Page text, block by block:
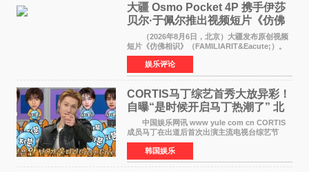
大疆 Osmo Pocket 4P 携手伊莎
贝尔·于佩尔推出视频短片《仿佛
相识》
（2026年8月6日，北京）大疆发布原创视频
短片《仿佛相识》（FAMILIARIT&Eacute;）。
视频短片由戛纳国际电影节最佳女演员伊莎贝尔·
于佩尔（Isabelle Huppert）主演，全程使用大
疆首款双主摄口
娱乐评论
CORTIS马丁综艺首秀大放异彩！
自曝“是时候开启马丁热潮了” 北
美巡演火热进行中
中国娱乐网讯 www yule com cn CORTIS
成员马丁在出道后首次出演主流电视台综艺节
目，展现了多才多艺的魅力。 马丁出演了5日
播出的MBC《Radio Star》Fashion与Passion
之间，I&lsquo;m
韩国娱乐